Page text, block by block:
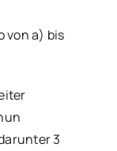
von a) bis
3